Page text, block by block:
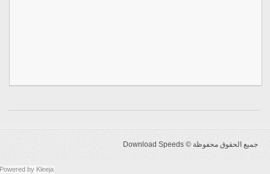
جميع الحقوق محفوظة ©Download Speeds
Powered byKleeja